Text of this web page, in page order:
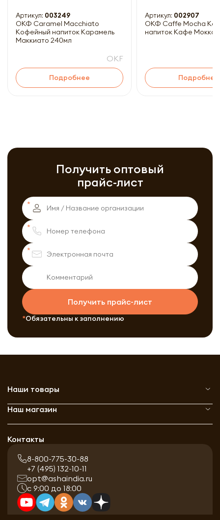
Артикул: 003249
ОКФ Caramel Macchiato
Кофейный напиток Карамель
Маккиато 240мл
OKF
Подробнее
Артикул: 002907
ОКФ Caffe Mocha
напиток Кафе Мокка
Подробнее
Получить оптовый
прайс-лист
Получить прайс-лист
Обязательны к заполнению
Наши товары
Наш магазин
Контакты
8-800-775-30-88
+7 (495) 132-10-11
opt@ashaindia.ru
с 9:00 до 18:00